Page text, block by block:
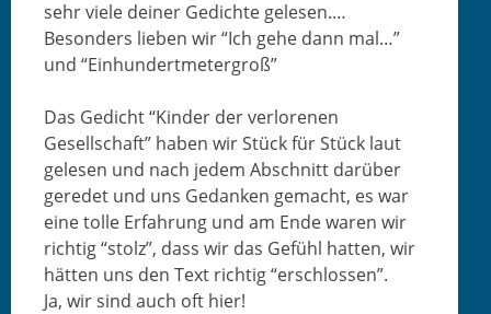
sehr viele dein­er Gedichte gelesen.…
Beson­ders lieben wir “Ich gehe dann mal…”
und “Ein­hun­dert­meter­groß”
Das Gedicht “Kinder der ver­lore­nen
Gesellschaft” haben wir Stück für Stück laut
gele­sen und nach jedem Abschnitt darüber
gere­det und uns Gedanken gemacht, es war
eine tolle Erfahrung und am Ende waren wir
richtig “stolz”, dass wir das Gefühl hat­ten, wir
hät­ten uns den Text richtig “erschlossen”.
Ja, wir sind auch oft hier!